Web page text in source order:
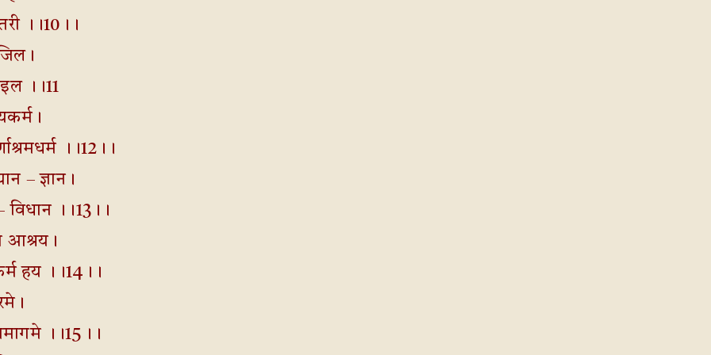
।।10।।
।।11
।।12।।
– ज्ञान।
– विधान ।।13।।
आश्रय।
हय ।।14।।
।।15।।